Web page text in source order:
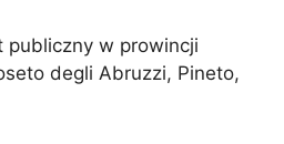
publiczny w prowincji
degli Abruzzi, Pineto,